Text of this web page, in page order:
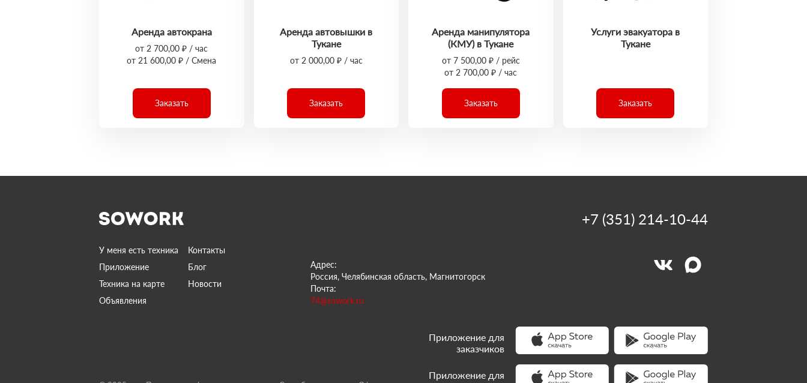
Аренда автокрана
от 2 700,00 ₽ / час
от 21 600,00 ₽ / Смена
Заказать
Аренда автовышки в
Тукане
от 2 000,00 ₽ / час
Заказать
Аренда манипулятора
(КМУ) в Тукане
от 7 500,00 ₽ / рейс
от 2 700,00 ₽ / час
Заказать
Услуги эвакуатора в
Тукане
Заказать
У меня есть техника
Контакты
Приложение
Блог
Техника на карте
Новости
Объявления
Адрес:
Россия, Челябинская область, Магнитогорск
Почта:
74@sowork.ru
+7 (351) 214-10-44
Приложение для
заказчиков
Приложение для